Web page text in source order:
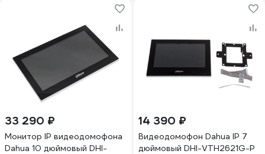
33 290 ₽
Монитор IP видеодомофона
Dahua 10 дюймовый DHI-
14 390 ₽
Видеодомофон Dahua IP 7
дюймовый DHI-VTH2621G-P